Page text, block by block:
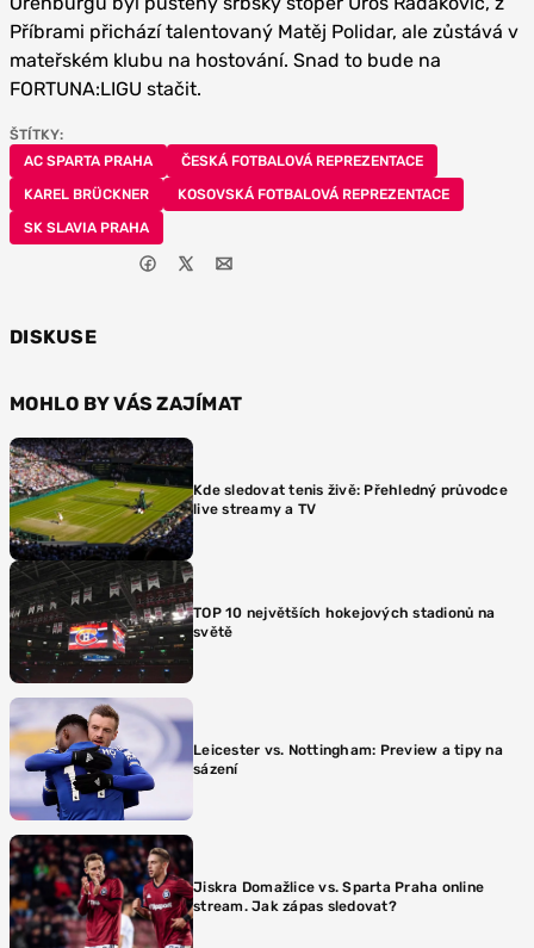
Příbrami přichází talentovaný Matěj Polidar, ale zůstává v
mateřském klubu na hostování. Snad to bude na
FORTUNA:LIGU stačit.
ŠTÍTKY:
AC SPARTA PRAHA
ČESKÁ FOTBALOVÁ REPREZENTACE
KAREL BRÜCKNER
KOSOVSKÁ FOTBALOVÁ REPREZENTACE
SK SLAVIA PRAHA
DISKUSE
MOHLO BY VÁS ZAJÍMAT
Kde sledovat tenis živě: Přehledný průvodce
live streamy a TV
TOP 10 největších hokejových stadionů na
světě
Leicester vs. Nottingham: Preview a tipy na
sázení
Jiskra Domažlice vs. Sparta Praha online
stream. Jak zápas sledovat?